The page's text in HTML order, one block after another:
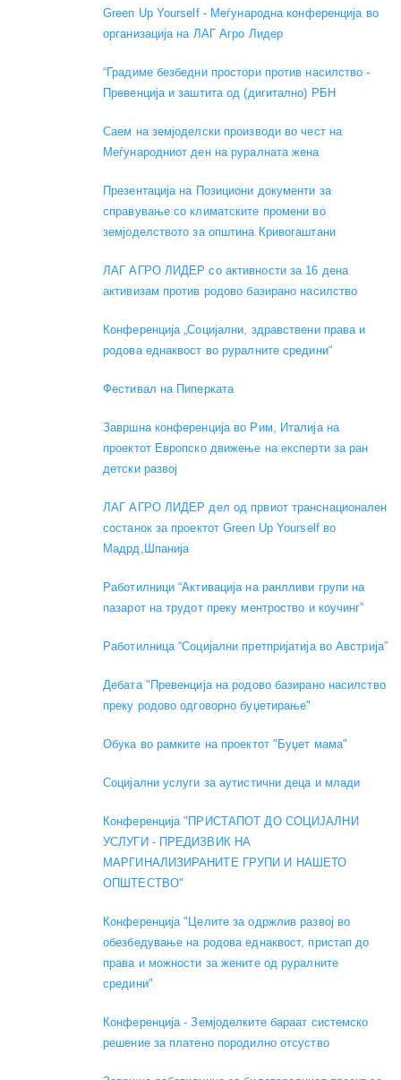
Green Up Yourself - Меѓународна конференција во
организација на ЛАГ Агро Лидер
“Градиме безбедни простори против насилство -
Превенција и заштита од (дигитално) РБН
Саем на земјоделски производи во чест на
Меѓународниот ден на руралната жена
Презентација на Позициони документи за
справување со климатските промени во
земјоделството за општина Кривогаштани
ЛАГ АГРО ЛИДЕР со активности за 16 дена
активизам против родово базирано насилство
Конференција „Социјални, здравствени права и
родова еднаквост во руралните средини“
Фестивал на Пиперката
Завршна конференција во Рим, Италија на
проектот Европско движење на експерти за ран
детски развој
ЛАГ АГРО ЛИДЕР дел од првиот транснационален
состанок за проектот Green Up Yourself во
Мадрд,Шпанија
Работилници “Активација на ранлливи групи на
пазарот на трудот преку ментроство и коучинг”
Работилница “Социјални претпријатија во Австрија”
Дебата "Превенција на родово базирано насилство
преку родово одговорно буџетирање"
Обука во рамките на проектот "Буџет мама"
Социјални услуги за аутистични деца и млади
Конференција "ПРИСТАПОТ ДО СОЦИЈАЛНИ
УСЛУГИ - ПРЕДИЗВИК НА
МАРГИНАЛИЗИРАНИТЕ ГРУПИ И НАШЕТО
ОПШТЕСТВО"
Конференција "Целите за одржлив развој во
обезбедување на родова еднаквост, пристап до
права и можности за жените од руралните
средини"
Конференција - Земјоделките бараат системско
решение за платено породилно отсуство